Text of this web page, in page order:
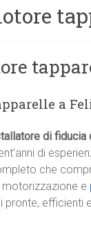
a
di fiducia
di
che
e
pronte, efficienti